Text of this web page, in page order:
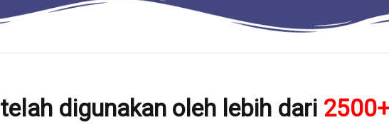
telah digunakan oleh lebih dari